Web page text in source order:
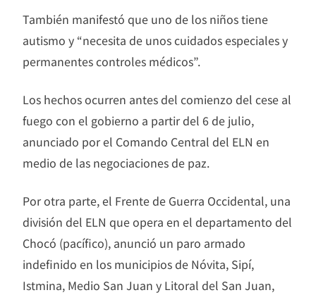
También manifestó que uno de los niños tiene
autismo y “necesita de unos cuidados especiales y
permanentes controles médicos”.
Los hechos ocurren antes del comienzo del cese al
fuego con el gobierno a partir del 6 de julio,
anunciado por el Comando Central del ELN en
medio de las negociaciones de paz.
Por otra parte, el Frente de Guerra Occidental, una
división del ELN que opera en el departamento del
Chocó (pacífico), anunció un paro armado
indefinido en los municipios de Nóvita, Sipí,
Istmina, Medio San Juan y Litoral del San Juan,